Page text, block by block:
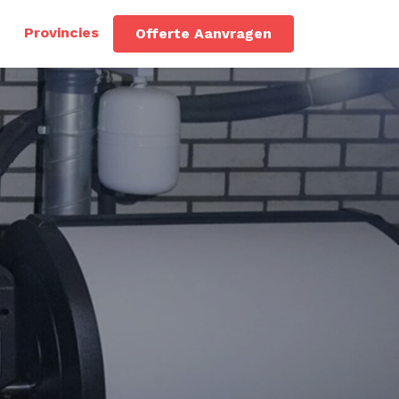
Provincies Offerte Aanvragen